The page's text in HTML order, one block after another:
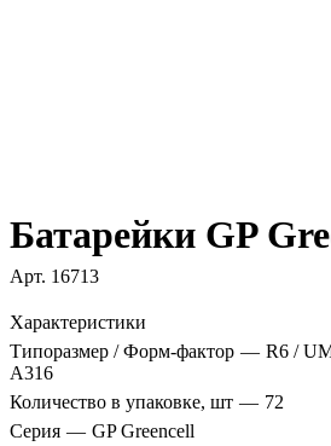
Батарейки GP
Арт. 16713
Характеристики
Типоразмер / Форм-фактор — R6 /
A316
Количество в упаковке, шт — 72
Серия — GP Greencell